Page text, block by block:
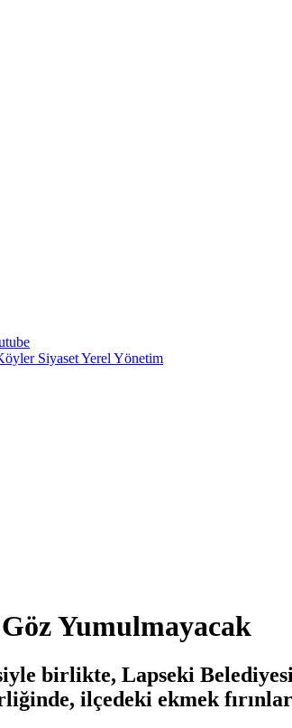
SiyasetYerel Yönetim
Göz Yumulmayacak
birlikte, Lapseki
ilçedeki ekmek